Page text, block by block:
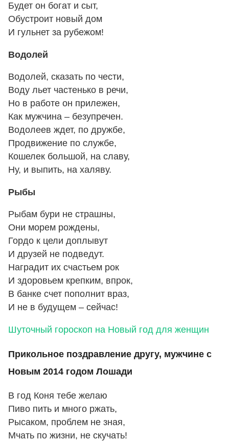
Будет он богат и сыт,
Обустроит новый дом
И гульнет за рубежом!
Водолей
Водолей, сказать по чести,
Воду льет частенько в речи,
Но в работе он прилежен,
Как мужчина – безупречен.
Водолеев ждет, по дружбе,
Продвижение по службе,
Кошелек большой, на славу,
Ну, и выпить, на халяву.
Рыбы
Рыбам бури не страшны,
Они морем рождены,
Гордо к цели доплывут
И друзей не подведут.
Наградит их счастьем рок
И здоровьем крепким, впрок,
В банке счет пополнит враз,
И не в будущем – сейчас!
Шуточный гороскоп на Новый год для женщин
Прикольное поздравление другу, мужчине с
Новым 2014 годом Лошади
В год Коня тебе желаю
Пиво пить и много ржать,
Рысаком, проблем не зная,
Мчать по жизни, не скучать!